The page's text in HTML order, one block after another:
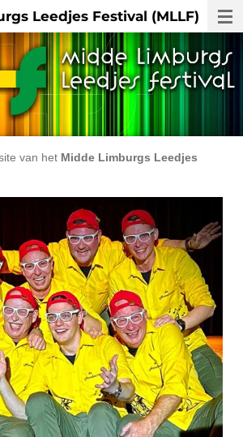
Leedjes Festival (MLLF)
van het Midde Limburgs Leedjes